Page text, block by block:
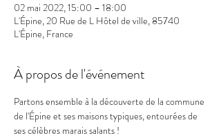
02 mai 2022, 15:00 – 18:00
L'Épine, 20 Rue de L Hôtel de ville, 85740
L'Épine, France
À propos de l'événement
Partons ensemble à la découverte de la commune
de l'Épine et ses maisons typiques, entourées de
ses célèbres marais salants !